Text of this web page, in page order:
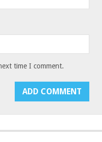
time I comment.